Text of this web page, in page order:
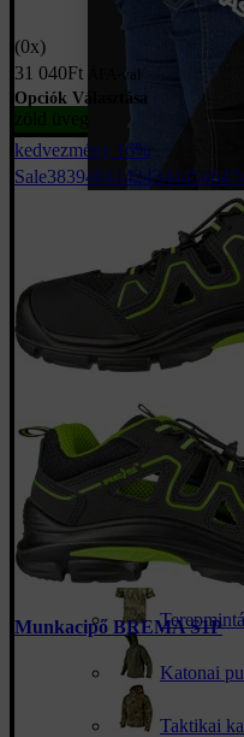
Terepmintás
Katonai
Taktikai
(0x)
31 040Ft ÁFA-val
Opciók Választása
zöld üveg
kedvezmény 16%
Sale38394041424344454647
Munkacipő BREMA S1P